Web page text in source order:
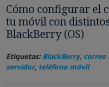
Cómo configurar el
tu móvil con
BlackBerry (OS)
Etiquetas: BlackBerry, correo
servidor, teléfono móvil